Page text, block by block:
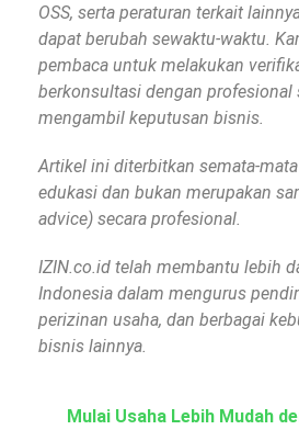
OSS, serta peraturan terkait
dapat berubah sewaktu-waktu.
pembaca untuk melakukan
berkonsultasi dengan profesional
mengambil keputusan bisnis.
Artikel ini diterbitkan semata-
edukasi dan bukan merupakan
advice) secara profesional.
IZIN.co.id telah membantu lebih
Indonesia dalam mengurus
perizinan usaha, dan berbagai
bisnis lainnya.
Mulai Usaha Lebih Mudah